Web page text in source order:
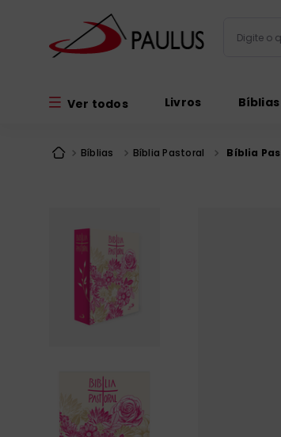
Ver todos Livros Bíblias
Bíblias Bíblia Pastoral Bíblia